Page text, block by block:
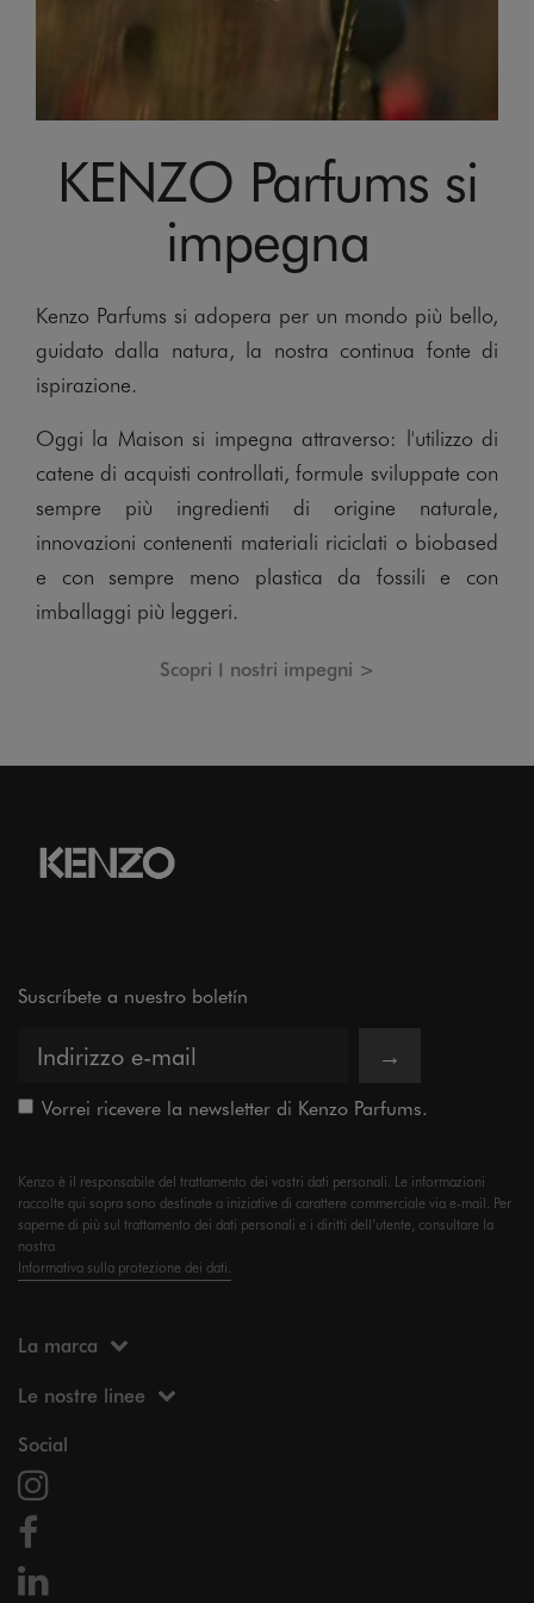
essere smaltiti nel contenitore del vetro.
GL 70, GL 71, GL 72, ALTRE
TIPOLOGIE DI VETRO O COMPOSTI
TIPOLOGIE DI METALLO O COMPOSTI
Scatole, interni in carta e carta di seta devono
essere smaltiti nel contenitore della carta.
PAP 20, PAP 21, PAP 22,
KENZO Parfums si
impegna
Kenzo Parfums si adopera per un mondo più bello,
guidato dalla natura, la nostra continua fonte di
ispirazione.
Oggi la Maison si impegna attraverso: l'utilizzo di
catene di acquisti controllati, formule sviluppate con
sempre più ingredienti di origine naturale,
innovazioni contenenti materiali riciclati o biobased
e con sempre meno plastica da fossili e con
imballaggi più leggeri.
Scopri I nostri impegni >
Suscríbete a nuestro boletín
→
Vorrei ricevere la newsletter di Kenzo Parfums.
Kenzo è il responsabile del trattamento dei vostri dati personali. Le informazioni
raccolte qui sopra sono destinate a iniziative di carattere commerciale via e-mail. Per
saperne di più sul trattamento dei dati personali e i diritti dell’utente, consultare la
nostra
Informativa sulla protezione dei dati.
La marca
Le nostre linee
Social